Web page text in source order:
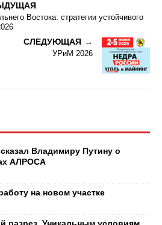
Востока: стратегии устойчивого
СЛЕДУЮЩАЯ
УРиМ 2026
Владимиру Путину о
АЛРОСА
на новом участке